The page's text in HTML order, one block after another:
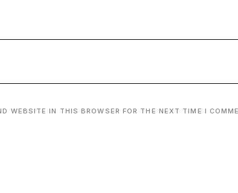
WEBSITE IN THIS BROWSER FOR THE NEXT TIME I